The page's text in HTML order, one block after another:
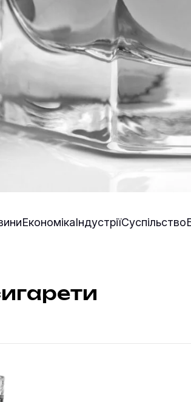
ЕкономікаІндустріїСуспільство